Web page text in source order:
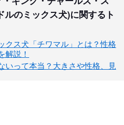
のミックス犬)に関するト
クス犬「チワマル」とは？性格
解説！
いって本当？大きさや性格、見